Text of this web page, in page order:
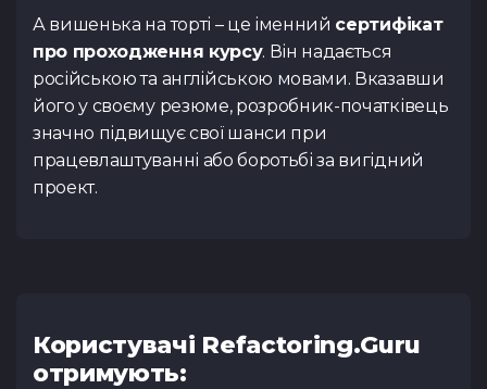
А вишенька на торті – це іменний сертифікат
про проходження курсу. Він надається
російською та англійською мовами. Вказавши
його у своєму резюме, розробник-початківець
значно підвищує свої шанси при
працевлаштуванні або боротьбі за вигідний
проект.
Користувачі Refactoring.Guru
отримують: